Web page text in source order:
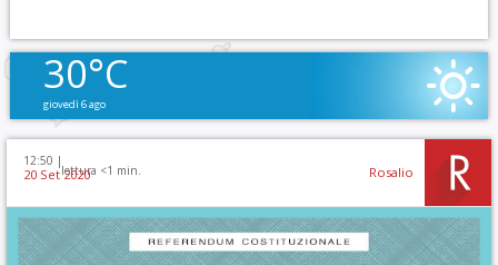
30°C
giovedì 6 ago
12:50 |
lettura <1 min.
20 Set 2020 Rosalio